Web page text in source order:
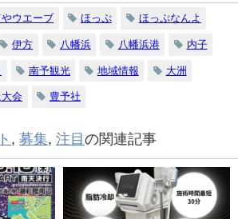
ウエーブ ほっぷ ほっぷなんよ
伊方 八幡浜 八幡浜港 内子
南予観光 地域情報 大洲
会 豊予社
, 募集, 注目 の関連記事